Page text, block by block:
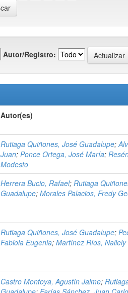
Autor/Registro:
Autor(es)
Rutiaga Quiñones, José Guadalupe;
Juan; Ponce Ortega, José María;
Modesto
Herrera Bucio, Rafael; Rutiaga
Guadalupe; Morales Palacios, Fredy
Rutiaga Quiñones, José Guadalupe;
Fabiola Eugenia; Martínez Ríos, Nallely
Castro Montoya, Agustín Jaime;